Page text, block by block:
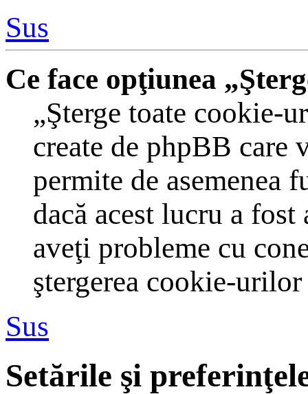
Sus
Ce face opţiunea
„Şterge toate cookie-
create de phpBB care
permite de
dacă acest lucru a
aveţi probleme cu
ştergerea cookie-
Sus
Setările şi